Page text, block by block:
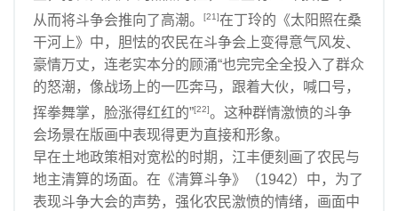
从而将斗争会推向了高潮。[21]在丁玲的《太阳照在桑
干河上》中，胆怯的农民在斗争会上变得意气风发、
豪情万丈，连老实本分的顾涌“也完完全全投入了群众
的怒潮，像战场上的一匹奔马，跟着大伙，喊口号，
挥拳舞掌，脸涨得红红的”[22]。这种群情激愤的斗争
会场景在版画中表现得更为直接和形象。
早在土地政策相对宽松的时期，江丰便刻画了农民与
地主清算的场面。在《清算斗争》（1942）中，为了
表现斗争大会的声势，强化农民激愤的情绪，画面中